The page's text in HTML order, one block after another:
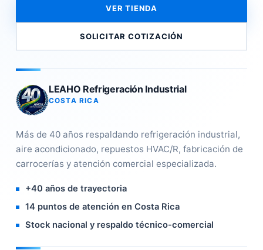
VER TIENDA
SOLICITAR COTIZACIÓN
LEAHO Refrigeración Industrial
COSTA RICA
Más de 40 años respaldando refrigeración industrial,
aire acondicionado, repuestos HVAC/R, fabricación de
carrocerías y atención comercial especializada.
+40 años de trayectoria
14 puntos de atención en Costa Rica
Stock nacional y respaldo técnico-comercial